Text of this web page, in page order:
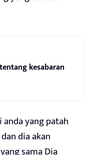
kesabaran
yang patah
dia akan
sama Dia